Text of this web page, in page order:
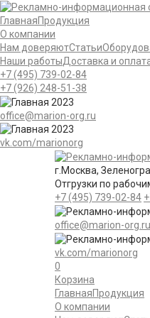
ГлавнаяПродукция
О компании
Нам доверяютСтатьи
Наши работыДоставка и
+7 (495) 739-02-84
+7 (926) 248-51-38
office@marion-org.ru
vk.com/marionorg
г.Москва,
Отгрузки по
+7 (495) 739-02-84
office@marion-org.ru
vk.com/marionorg
0
Корзина
ГлавнаяПродукция
О компании